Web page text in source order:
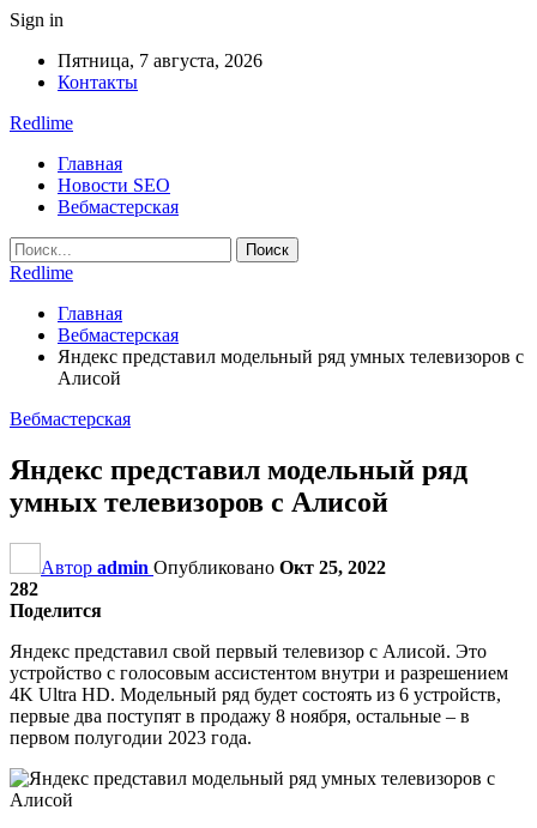
Sign in
Пятница, 7 августа, 2026
Контакты
Redlime
Главная
Новости SEO
Вебмастерская
Redlime
Главная
Вебмастерская
Яндекс представил модельный ряд умных телевизоров с
Алисой
Вебмастерская
Яндекс представил модельный ряд
умных телевизоров с Алисой
Автор admin Опубликовано Окт 25, 2022
282
Поделится
Яндекс представил свой первый телевизор с Алисой. Это
устройство с голосовым ассистентом внутри и разрешением
4K Ultra HD. Модельный ряд будет состоять из 6 устройств,
первые два поступят в продажу 8 ноября, остальные – в
первом полугодии 2023 года.